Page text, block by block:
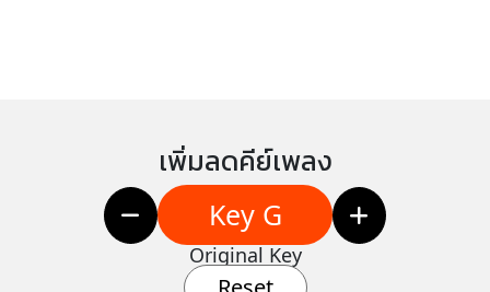
เพิ่มลดคีย์เพลง
Key G
Original Key